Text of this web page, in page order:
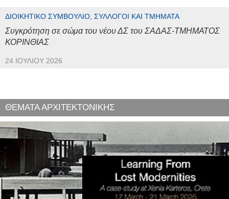
ΔΙΟΙΚΗΤΙΚΌ ΣΥΜΒΟΎΛΙΟ, ΣΎΛΛΟΓΟΙ ΚΑΙ ΤΜΉΜΑΤΑ
Συγκρότηση σε σώμα του νέου ΔΣ του ΣΑΔΑΣ-ΤΜΗΜΑΤΟΣ
ΚΟΡΙΝΘΙΑΣ
24 ΙΟΥΛΊΟΥ 2026
ΘΕΜΑΤΑ ΑΡΧΙΤΕΚΤΟΝΙΚΗΣ